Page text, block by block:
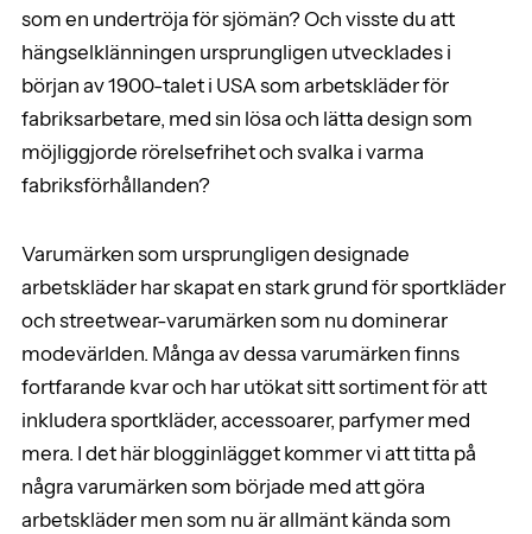
som en undertröja för sjömän? Och visste du att
hängselklänningen ursprungligen utvecklades i
början av 1900-talet i USA som arbetskläder för
fabriksarbetare, med sin lösa och lätta design som
möjliggjorde rörelsefrihet och svalka i varma
fabriksförhållanden?
Varumärken som ursprungligen designade
arbetskläder har skapat en stark grund för sportkläder
och streetwear-varumärken som nu dominerar
modevärlden. Många av dessa varumärken finns
fortfarande kvar och har utökat sitt sortiment för att
inkludera sportkläder, accessoarer, parfymer med
mera. I det här blogginlägget kommer vi att titta på
några varumärken som började med att göra
arbetskläder men som nu är allmänt kända som